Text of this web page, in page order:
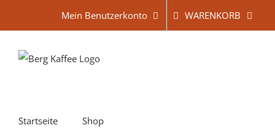
Mein Benutzerkonto WARENKORB
Startseite Shop